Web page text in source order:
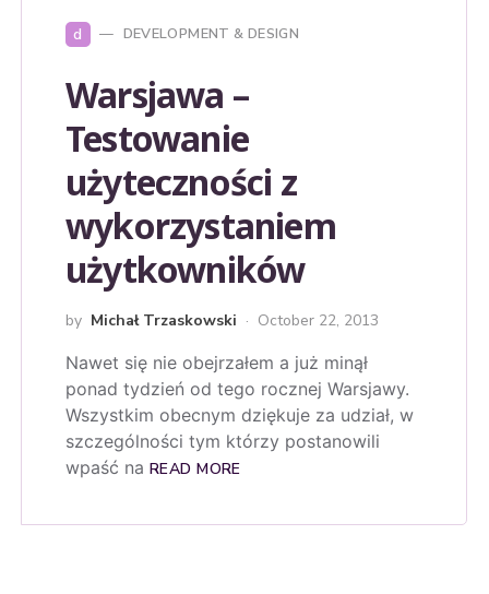
d DEVELOPMENT & DESIGN
Warsjawa –
Testowanie
użyteczności z
wykorzystaniem
użytkowników
by Michał Trzaskowski October 22, 2013
Nawet się nie obejrzałem a już minął
ponad tydzień od tego rocznej Warsjawy.
Wszystkim obecnym dziękuje za udział, w
szczególności tym którzy postanowili
wpaść na READ MORE